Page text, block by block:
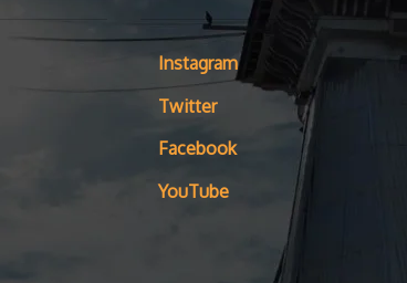
Instagram
Twitter
Facebook
YouTube